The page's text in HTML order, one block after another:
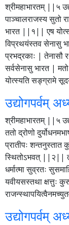
श्रीमहाभारतम् ||५
पाञ्चालराजस्य सुतो
भारत ||१|| एष
विप्रथयंस्तव सेनासु
प्रभद्रकाः | तेनासौ
सर्वसेनासु भारत |
योत्स्यति सङ्ग्रामे
उद्योगपर्वम्
श्रीमहाभारतम् ||५
ततो द्रोणो
प्रातीपः शन्तनुस्तात
स्थितोऽभवत् ||२||
धर्मात्मा सुव्रतः
यवीयसस्तथा क्षत्तुः
उद्योगपर्वम्